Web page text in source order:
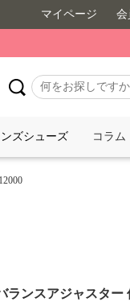
マイページ 会
ズシューズ コラム
ンスアジャスター